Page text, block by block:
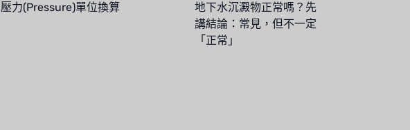
壓力(Pressure)單位換算
地下水沉澱物正常嗎？先
講結論：常見，但不一定
「正常」